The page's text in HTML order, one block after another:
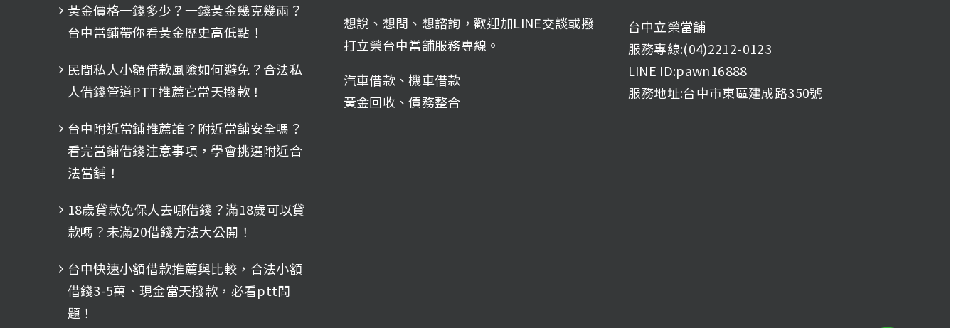
黃金價格一錢多少？一錢黃金幾克幾兩？
台中當鋪帶你看黃金歷史高低點！
民間私人小額借款風險如何避免？合法私
人借錢管道PTT推薦它當天撥款！
台中附近當鋪推薦誰？附近當舖安全嗎？
看完當鋪借錢注意事項，學會挑選附近合
法當舖！
18歲貸款免保人去哪借錢？滿18歲可以貸
款嗎？未滿20借錢方法大公開！
台中快速小額借款推薦與比較，合法小額
借錢3-5萬、現金當天撥款，必看ptt問
題！
想說、想問、想諮詢，歡迎加LINE交談或撥
打立榮台中當舖服務專線。
汽車借款、機車借款
黃金回收、債務整合
台中立榮當舖
服務專線:(04)2212-0123
LINE ID:pawn16888
服務地址:台中市東區建成路350號